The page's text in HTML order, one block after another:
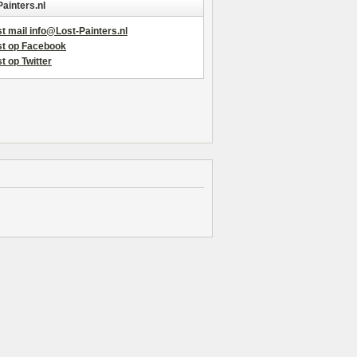
mail info@Lost-Painters.nl
op Facebook
op Twitter